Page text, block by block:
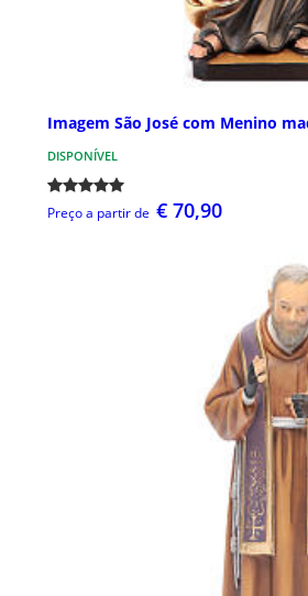
Imagem São José com Menino
DISPONÍVEL
Preço a partir de € 70,90